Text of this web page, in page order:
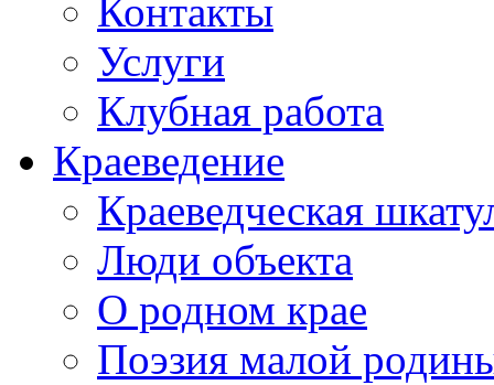
Контакты
Услуги
Клубная работа
Краеведение
Краеведческая
Люди объекта
О родном крае
Поэзия малой